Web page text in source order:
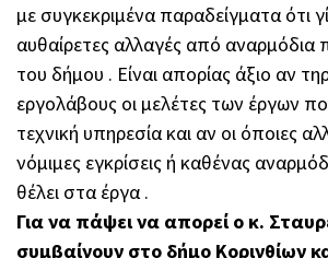
με συγκεκριμένα παραδείγματα ότι
αυθαίρετες αλλαγές από
του δήμου . Είναι απορίας άξιο αν
εργολάβους οι μελέτες των έργων
τεχνική υπηρεσία και αν οι όποιες
νόμιμες εγκρίσεις ή καθένας
θέλει στα έργα .
Για να πάψει να απορεί ο κ.
συμβαίνουν στο δήμο Κορινθίων